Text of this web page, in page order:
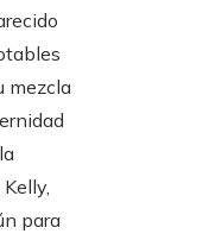
mezcla
para